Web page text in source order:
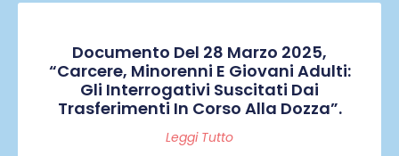
Documento Del 28 Marzo 2025,
“Carcere, Minorenni E Giovani Adulti:
Gli Interrogativi Suscitati Dai
Trasferimenti In Corso Alla Dozza”.
Leggi Tutto